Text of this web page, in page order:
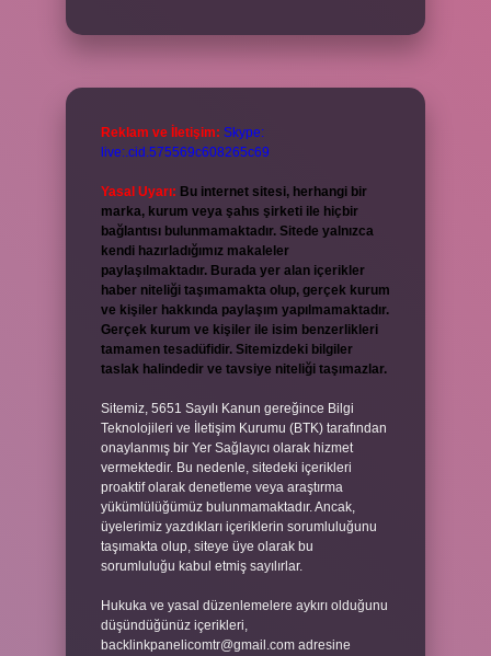
Reklam ve İletişim: Skype:
live:.cid.575569c608265c69
Yasal Uyarı: Bu internet sitesi, herhangi bir
marka, kurum veya şahıs şirketi ile hiçbir
bağlantısı bulunmamaktadır. Sitede yalnızca
kendi hazırladığımız makaleler
paylaşılmaktadır. Burada yer alan içerikler
haber niteliği taşımamakta olup, gerçek kurum
ve kişiler hakkında paylaşım yapılmamaktadır.
Gerçek kurum ve kişiler ile isim benzerlikleri
tamamen tesadüfidir. Sitemizdeki bilgiler
taslak halindedir ve tavsiye niteliği taşımazlar.
Sitemiz, 5651 Sayılı Kanun gereğince Bilgi
Teknolojileri ve İletişim Kurumu (BTK) tarafından
onaylanmış bir Yer Sağlayıcı olarak hizmet
vermektedir. Bu nedenle, sitedeki içerikleri
proaktif olarak denetleme veya araştırma
yükümlülüğümüz bulunmamaktadır. Ancak,
üyelerimiz yazdıkları içeriklerin sorumluluğunu
taşımakta olup, siteye üye olarak bu
sorumluluğu kabul etmiş sayılırlar.
Hukuka ve yasal düzenlemelere aykırı olduğunu
düşündüğünüz içerikleri,
backlinkpanelicomtr@gmail.com adresine